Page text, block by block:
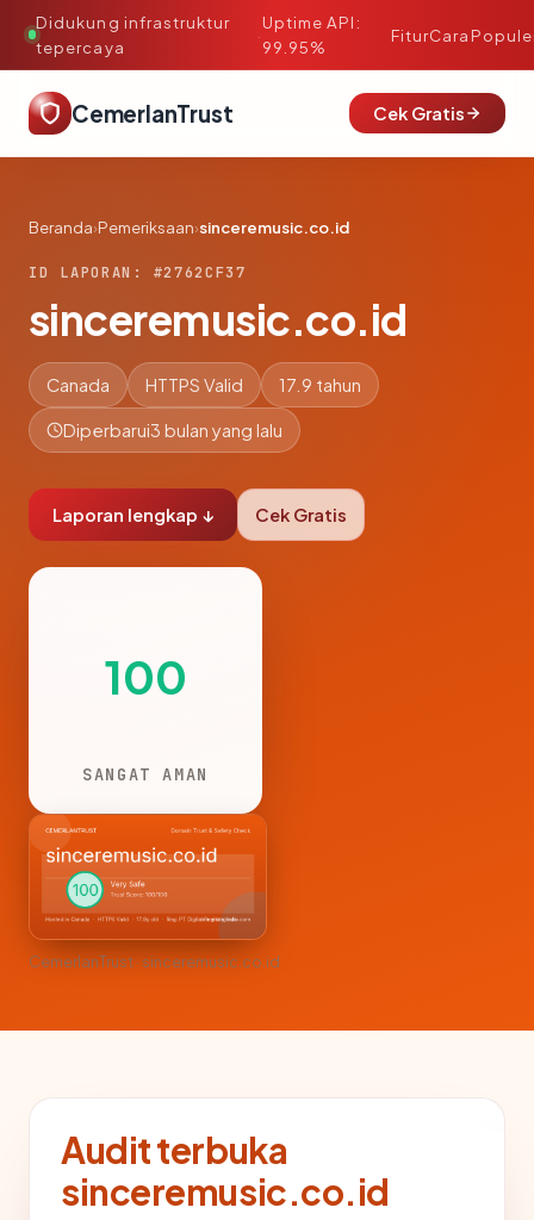
Didukung infrastruktur
tepercaya
·
Uptime API:
99.95%
FiturCara
CemerlanTrust Cek Gratis
Beranda›Pemeriksaan›sinceremusic.co.id
ID LAPORAN: #2762CF37
sinceremusic.co.id
Canada HTTPS Valid 17.9 tahun
Diperbarui3 bulan yang lalu
Laporan lengkap ↓ Cek Gratis
100
SANGAT AMAN
CemerlanTrust · sinceremusic.co.id
Audit terbuka
sinceremusic.co.id